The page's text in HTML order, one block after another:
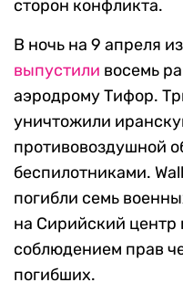
сторон конфликта.
В ночь на 9 апреля
выпустили восемь
аэродрому Тифор.
уничтожили
противовоздушной
беспилотниками.
погибли семь
на Сирийский центр
соблюдением прав
погибших.